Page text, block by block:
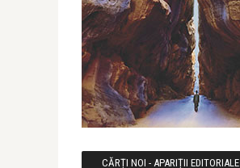
CĂRȚI NOI - APARIȚII EDITORIALE